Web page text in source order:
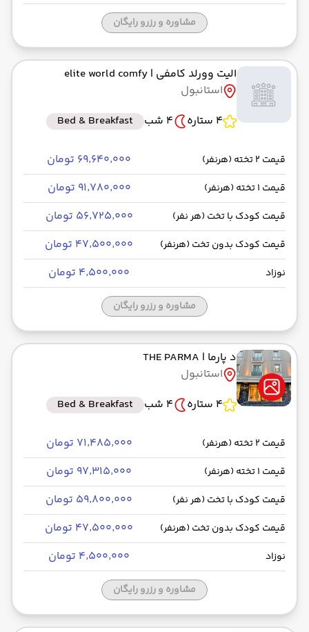
مشاوره و رزرو رایگان
الیت وورلد کامفی | elite world comfy
استانبول
4 ستاره
4 شب Bed & Breakfast
قیمت 2 تخته (هرنفر) ۶۹٬۶۴۰٬۰۰۰ تومان
قیمت 1 تخته (هرنفر) ۹۱٬۷۸۰٬۰۰۰ تومان
قیمت کودک با تخت (هر نفر) ۵۶٬۷۲۵٬۰۰۰ تومان
قیمت کودک بدون تخت (هرنفر) ۴۷٬۵۰۰٬۰۰۰ تومان
نوزاد ۴٬۵۰۰٬۰۰۰ تومان
مشاوره و رزرو رایگان
د پارما | THE PARMA
استانبول
4 ستاره
4 شب Bed & Breakfast
قیمت 2 تخته (هرنفر) ۷۱٬۴۸۵٬۰۰۰ تومان
قیمت 1 تخته (هرنفر) ۹۷٬۳۱۵٬۰۰۰ تومان
قیمت کودک با تخت (هر نفر) ۵۹٬۸۰۰٬۰۰۰ تومان
قیمت کودک بدون تخت (هرنفر) ۴۷٬۵۰۰٬۰۰۰ تومان
نوزاد ۴٬۵۰۰٬۰۰۰ تومان
مشاوره و رزرو رایگان